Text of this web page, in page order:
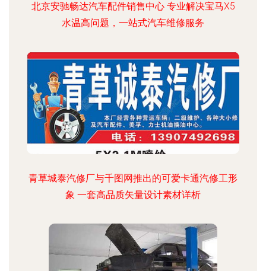
北京安驰畅达汽车配件销售中心 专业解决宝马X5
水温高问题，一站式汽车维修服务
青草城泰汽修厂与千图网推出的可爱卡通汽修工形
象 一套高品质矢量设计素材详析